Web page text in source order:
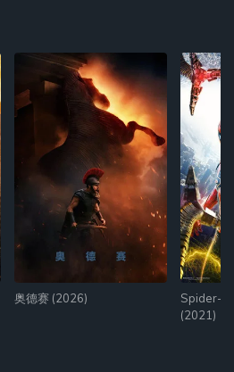
奥德赛 (2026)
Spider-
(2021)